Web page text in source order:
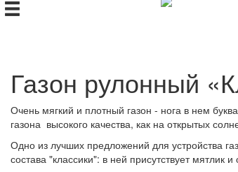
Газон рулонный
Очень мягкий и плотный газон - нога в нем
газона высокого качества, как на открытых
Одно из лучших предложений для устройства
состава "классики": в ней присутствует мятлик